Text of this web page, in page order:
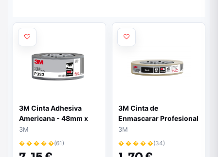
3M Cinta Adhesiva
Americana - 48mm x
50m - Color Plata
3M
� � � � �(61)
3M Cinta de
Enmascarar Profesional
- 24mm x 50m - 70%
PEFC - Color Blanco
3M
� � � � �(34)